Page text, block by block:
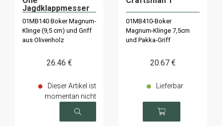
Jagdklappmesser
01MB140 Boker Magnum-
Klinge (9,5 cm) und Griff
aus Olivenholz
26.46 €
Dieser Artikel ist
momentan nicht
verfügbar
01MB410-Boker
Magnum-Klinge 7,5cm
und Pakka-Griff
20.67 €
Lieferbar